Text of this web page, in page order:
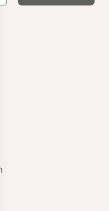
only